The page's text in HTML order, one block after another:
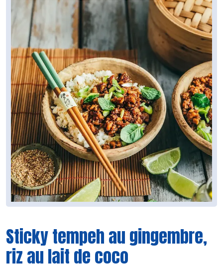
Sticky tempeh au gingembre,
riz au lait de coco